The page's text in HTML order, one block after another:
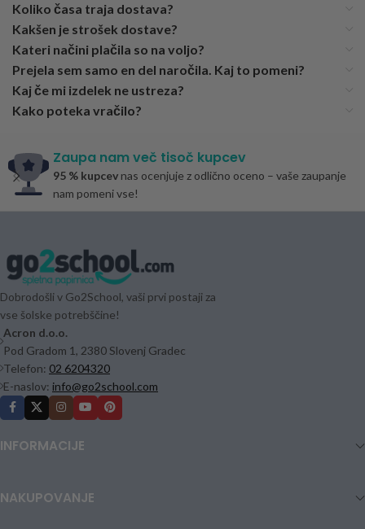
Koliko časa traja dostava?
Kakšen je strošek dostave?
Kateri načini plačila so na voljo?
Prejela sem samo en del naročila. Kaj to pomeni?
Kaj če mi izdelek ne ustreza?
Kako poteka vračilo?
Zaupa nam več tisoč kupcev
95 % kupcev nas ocenjuje z odlično oceno – vaše zaupanje
nam pomeni vse!
Dobrodošli v Go2School, vaši prvi postaji za
vse šolske potrebščine!
Acron d.o.o.
Pod Gradom 1, 2380 Slovenj Gradec
Telefon: 02 6204320
E-naslov: info@go2school.com
INFORMACIJE
NAKUPOVANJE